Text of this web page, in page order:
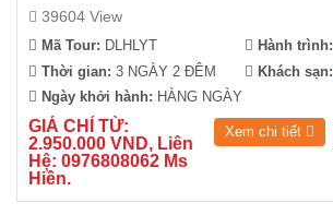
39604 View
Mã Tour: DLHLYT
Thời gian: 3 NGÀY 2 ĐÊM
Ngày khởi hành: HÀNG NGÀY
Hành trình:
Khách sạn:
GIÁ CHỈ TỪ:
2.950.000 VND, Liên
Hệ: 0976808062 Ms
Hiền.
Xem chi tiết